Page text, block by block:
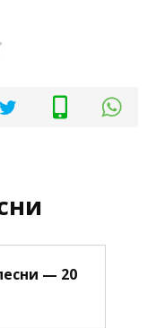
— 20